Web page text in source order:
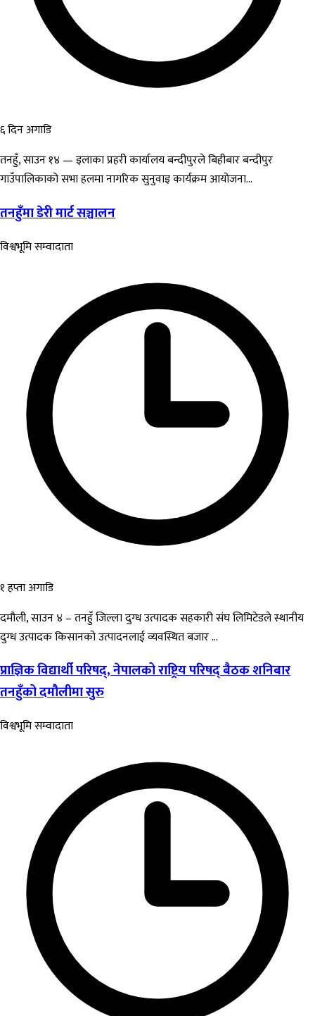
६ दिन अगाडि
तनहुँ, साउन १४ — इलाका प्रहरी कार्यालय बन्दीपुरले बिहीबार बन्दीपुर
गाउँपालिकाको सभा हलमा नागरिक सुनुवाइ कार्यक्रम आयोजना...
तनहुँमा डेरी मार्ट सञ्चालन
विश्वभूमि सम्वादाता
१ हप्ता अगाडि
दमौली, साउन ४ – तनहुँ जिल्ला दुग्ध उत्पादक सहकारी संघ लिमिटेडले स्थानीय
दुग्ध उत्पादक किसानको उत्पादनलाई व्यवस्थित बजार ...
प्राज्ञिक विद्यार्थी परिषद्, नेपालको राष्ट्रिय परिषद् बैठक शनिबार
तनहुँको दमौलीमा सुरु
विश्वभूमि सम्वादाता